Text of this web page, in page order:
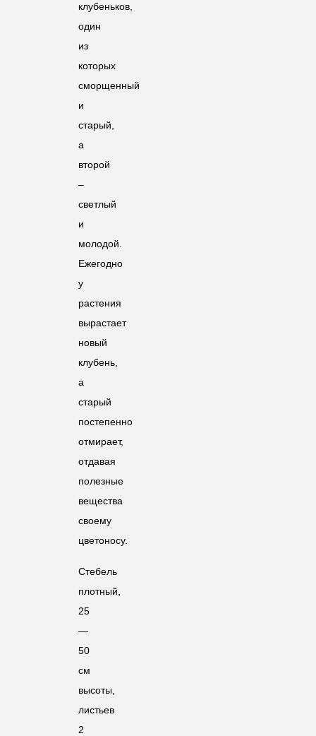
клубеньков,
один
из
которых
сморщенный
и
старый,
а
второй
–
светлый
и
молодой.
Ежегодно
у
растения
вырастает
новый
клубень,
а
старый
постепенно
отмирает,
отдавая
полезные
вещества
своему
цветоносу.
Стебель
плотный,
25
—
50
см
высоты,
листьев
2